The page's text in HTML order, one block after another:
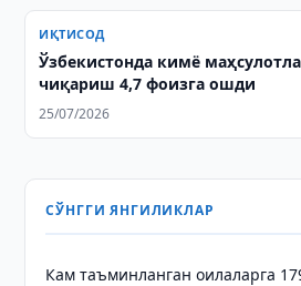
ИҚТИСОД
Ўзбекистонда кимё
чиқариш 4,7 фоизга ошди
25/07/2026
СЎНГГИ ЯНГИЛИКЛАР
Кам таъминланган оилаларга